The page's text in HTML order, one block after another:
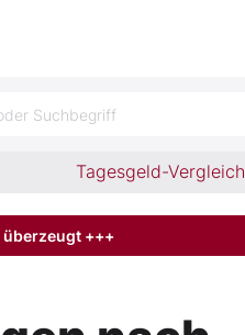
Suchbegriff
Tagesgeld-Vergleich
+++